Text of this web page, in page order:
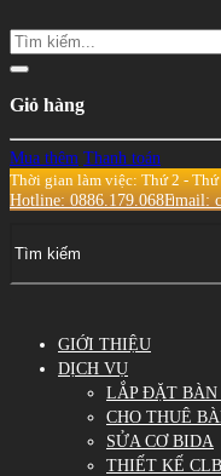
Giỏ hàng
Mua thêm Thanh toán
Thời gian làm việc: Thứ 2 -
Hotline: 0886.179.068Email:
GIỚI THIỆU
DỊCH VỤ
LẮP ĐẶT BÀN
CHO THUÊ
SỬA CƠ BIDA
THIẾT KẾ